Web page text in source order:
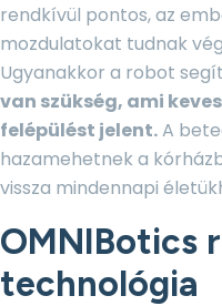
rendkívül pontos, az
mozdulatokat tudnak
Ugyanakkor a robot
van szükség, ami
felépülést jelent.A
hazamehetnek a
vissza mindennapi
OMNIBotics
technológia